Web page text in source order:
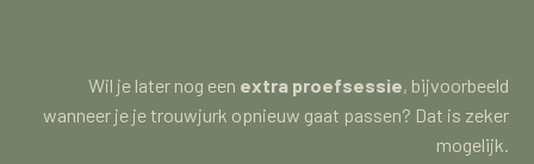
Wil je later nog een extra proefsessie, bijvoorbeeld
wanneer je je trouwjurk opnieuw gaat passen? Dat is zeker
mogelijk.